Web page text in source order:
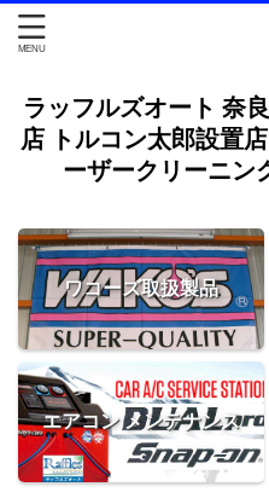
ラッフルズオート 奈
店 トルコン太郎設置
ーザークリーニン
ワコーズ取扱製品
エアコン メンテナンス